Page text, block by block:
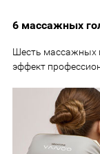
6 массажных
Шесть массажных
эффект